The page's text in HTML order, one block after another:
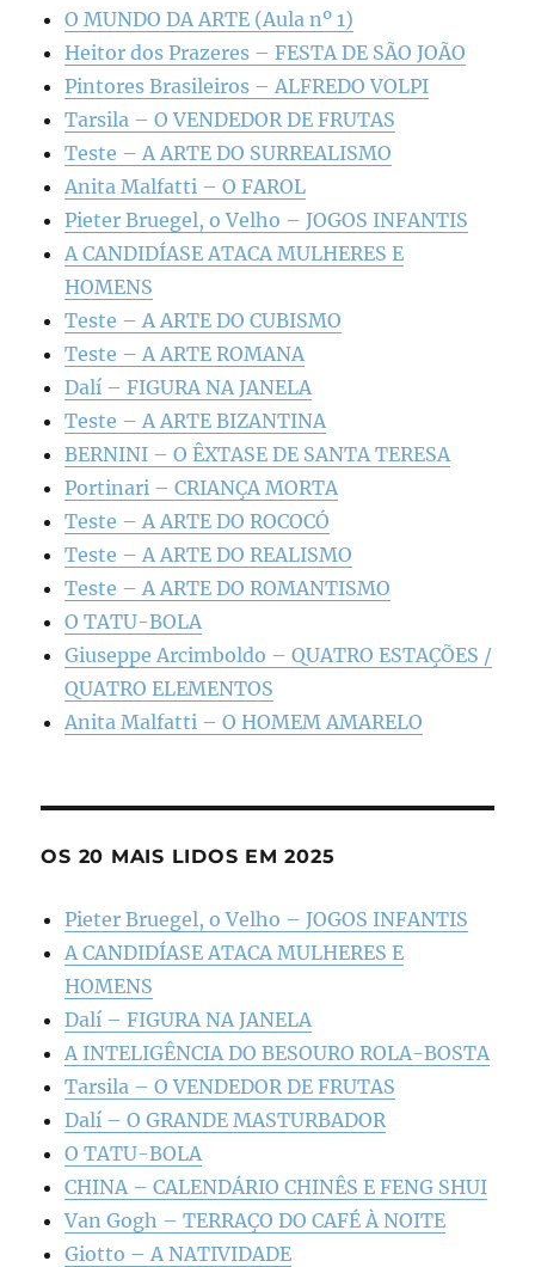
O MUNDO DA ARTE (Aula nº 1)
Heitor dos Prazeres – FESTA DE SÃO JOÃO
Pintores Brasileiros – ALFREDO VOLPI
Tarsila – O VENDEDOR DE FRUTAS
Teste – A ARTE DO SURREALISMO
Anita Malfatti – O FAROL
Pieter Bruegel, o Velho – JOGOS INFANTIS
A CANDIDÍASE ATACA MULHERES E
HOMENS
Teste – A ARTE DO CUBISMO
Teste – A ARTE ROMANA
Dalí – FIGURA NA JANELA
Teste – A ARTE BIZANTINA
BERNINI – O ÊXTASE DE SANTA TERESA
Portinari – CRIANÇA MORTA
Teste – A ARTE DO ROCOCÓ
Teste – A ARTE DO REALISMO
Teste – A ARTE DO ROMANTISMO
O TATU-BOLA
Giuseppe Arcimboldo – QUATRO ESTAÇÕES /
QUATRO ELEMENTOS
Anita Malfatti – O HOMEM AMARELO
OS 20 MAIS LIDOS EM 2025
Pieter Bruegel, o Velho – JOGOS INFANTIS
A CANDIDÍASE ATACA MULHERES E
HOMENS
Dalí – FIGURA NA JANELA
A INTELIGÊNCIA DO BESOURO ROLA-BOSTA
Tarsila – O VENDEDOR DE FRUTAS
Dalí – O GRANDE MASTURBADOR
O TATU-BOLA
CHINA – CALENDÁRIO CHINÊS E FENG SHUI
Van Gogh – TERRAÇO DO CAFÉ À NOITE
Giotto – A NATIVIDADE